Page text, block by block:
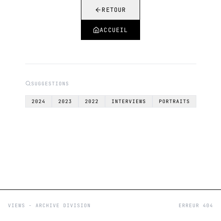
RETOUR
ACCUEIL
SUGGESTIONS
2024 2023 2022 INTERVIEWS PORTRAITS
VIEWS - ARCHIVE DIVISION ERREUR 404